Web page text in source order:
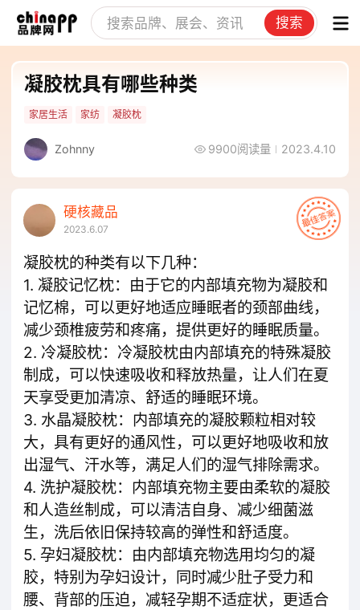
搜索
凝胶枕具有哪些种类
家居生活 家纺 凝胶枕
Zohnny 9900阅读量 2023.4.10
硬核藏品
2023.6.07
凝胶枕的种类有以下几种：
1. 凝胶记忆枕：由于它的内部填充物为凝胶和
记忆棉，可以更好地适应睡眠者的颈部曲线，
减少颈椎疲劳和疼痛，提供更好的睡眠质量。
2. 冷凝胶枕：冷凝胶枕由内部填充的特殊凝胶
制成，可以快速吸收和释放热量，让人们在夏
天享受更加清凉、舒适的睡眠环境。
3. 水晶凝胶枕：内部填充的凝胶颗粒相对较
大，具有更好的通风性，可以更好地吸收和放
出湿气、汗水等，满足人们的湿气排除需求。
4. 洗护凝胶枕：内部填充物主要由柔软的凝胶
和人造丝制成，可以清洁自身、减少细菌滋
生，洗后依旧保持较高的弹性和舒适度。
5. 孕妇凝胶枕：由内部填充物选用均匀的凝
胶，特别为孕妇设计，同时减少肚子受力和
腰、背部的压迫，减轻孕期不适症状，更适合